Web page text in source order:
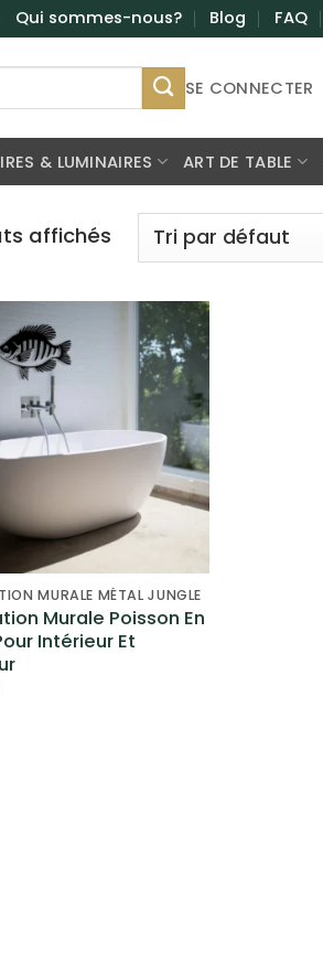
Qui sommes-nous? Blog FAQ
SE CONNECTER
& LUMINAIRES ART DE TABLE
affichés
Ajouter
à la
d’envies
MURALE MÉTAL JUNGLE
Murale Poisson En
Intérieur Et